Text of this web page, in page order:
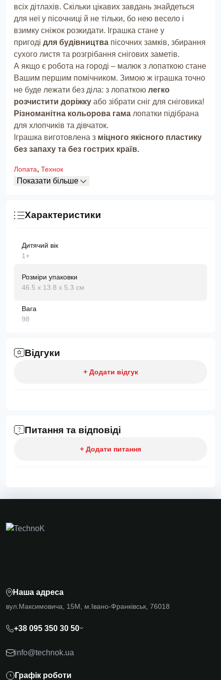
всіх дітлахів. Скільки цікавих завдань знайдеться
для неї у пісочниці й не тільки, бо нею весело і
взимку сніжок розкидати. Іграшка стане у
пригоді для будівництва пісочних замків, збирання
сухого листя та розгрібання снігових заметів.
А якщо є робота на городі – малюк з лопаткою стане
Вашим першим помічником. Зимою ж іграшка точно
не буде лежати без діла: з лопаткою легко
розчистити доріжку або зібрати сніг для сніговика!
Різноманітна кольорова гама лопатки підібрана
для хлопчиків та дівчаток.
Іграшка виготовлена з міцного якісного пластику
без запаху та без гострих країв.
Лопата, Технок
Показати більше
Характеристики
Дитячий вік
1+
Розміри упаковки
46.5 х 13.8 х 5.3 см
Вага
98
Відгуки
+ Додати відгук
Питання та відповіді
+ Додати питання
Наша адреса
вул.Максимовича, 15М, м.Івано-Франківськ, 76018
+38 095 350 30 50
info@technok.ua
Графік роботи